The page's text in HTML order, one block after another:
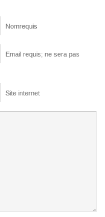
Nomrequis
Email requis; ne sera pas
Site internet